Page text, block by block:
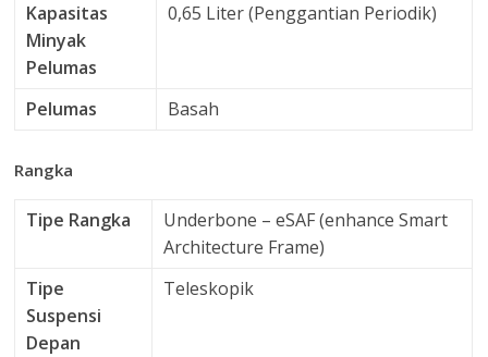
Kapasitas
Minyak
Pelumas
0,65 Liter (Penggantian Periodik)
Pelumas Basah
Rangka
Tipe Rangka
Underbone – eSAF (enhance Smart
Architecture Frame)
Tipe
Suspensi
Depan
Teleskopik